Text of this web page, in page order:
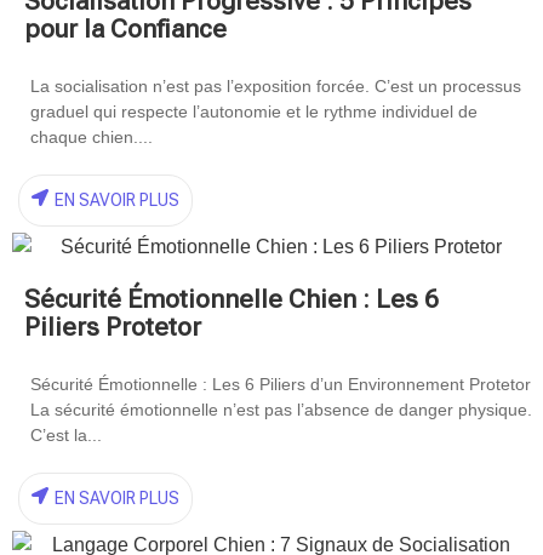
pour la Confiance
La socialisation n’est pas l’exposition forcée. C’est un processus
graduel qui respecte l’autonomie et le rythme individuel de
chaque chien....
EN SAVOIR PLUS
Sécurité Émotionnelle Chien : Les 6
Piliers Protetor
Sécurité Émotionnelle : Les 6 Piliers d’un Environnement Protetor
La sécurité émotionnelle n’est pas l’absence de danger physique.
C’est la...
EN SAVOIR PLUS